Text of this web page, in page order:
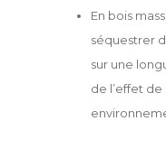
En bois
séquestrer
sur une
de l’effet de